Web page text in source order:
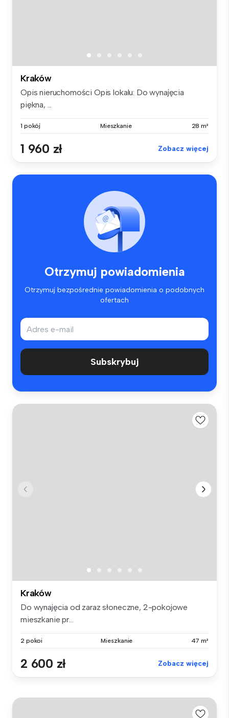
Kraków
Opis nieruchomości Opis lokalu: Do wynajęcia
piękna, ...
1 pokój Mieszkanie 28 m²
1 960 zł Zobacz więcej
Otrzymuj powiadomienia
Otrzymuj bezpośrednie powiadomienia o podobnych
ofertach
Subskrybuj
Kraków
Do wynajęcia od zaraz słoneczne, 2-pokojowe
mieszkanie pr...
2 pokoi Mieszkanie 47 m²
2 600 zł Zobacz więcej